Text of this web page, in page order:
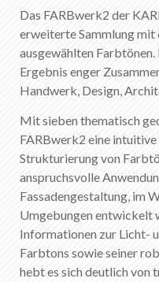
Das FARBwerk2 der
erweiterte Sammlung
ausgewählten
Ergebnis enger
Handwerk, Design,
Mit sieben thematisch
FARBwerk2 eine
Strukturierung von
anspruchsvolle
Fassadengestaltung, im
Umgebungen entwickelt
Informationen zur Licht-
Farbtons sowie seiner
hebt es sich deutlich von